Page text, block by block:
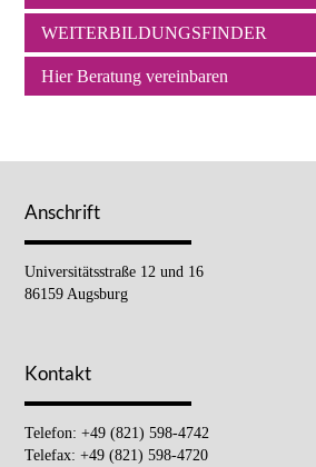
WEITERBILDUNGSFINDER
Hier Beratung vereinbaren
Anschrift
Universitätsstraße 12 und 16
86159 Augsburg
Kontakt
Telefon: +49 (821) 598-4742
Telefax: +49 (821) 598-4720